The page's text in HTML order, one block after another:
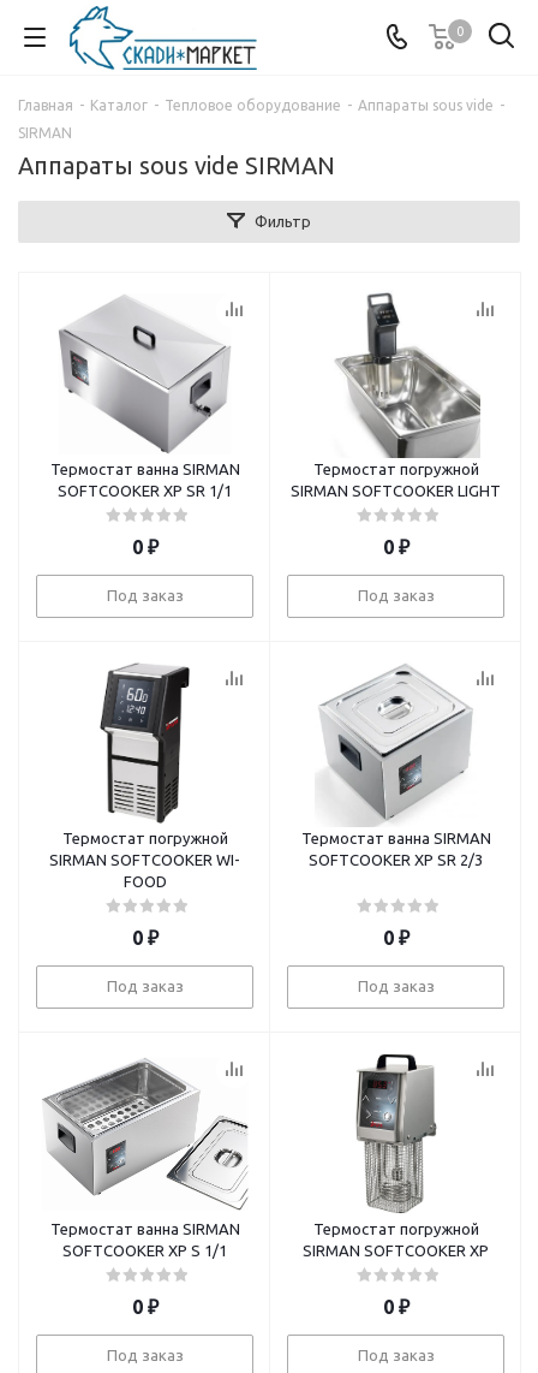
0
Главная - Каталог - Тепловое оборудование - Аппараты sous vide -
SIRMAN
Аппараты sous vide SIRMAN
Фильтр
Термостат ванна SIRMAN
SOFTCOOKER XP SR 1/1
0₽
Под заказ
Термостат погружной
SIRMAN SOFTCOOKER LIGHT
0₽
Под заказ
Термостат погружной
SIRMAN SOFTCOOKER WI-
FOOD
0₽
Под заказ
Термостат ванна SIRMAN
SOFTCOOKER XP SR 2/3
0₽
Под заказ
Термостат ванна SIRMAN
SOFTCOOKER XP S 1/1
0₽
Под заказ
Термостат погружной
SIRMAN SOFTCOOKER XP
0₽
Под заказ